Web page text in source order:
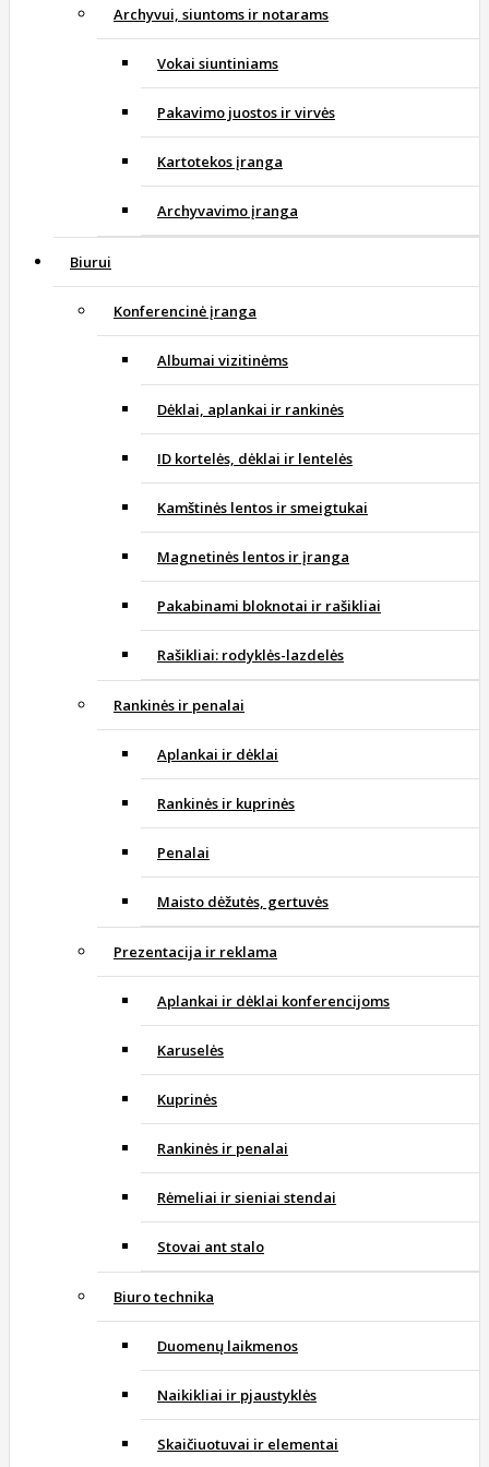
Archyvui, siuntoms ir notarams
Vokai siuntiniams
Pakavimo juostos ir virvės
Kartotekos įranga
Archyvavimo įranga
Biurui
Konferencinė įranga
Albumai vizitinėms
Dėklai, aplankai ir rankinės
ID kortelės, dėklai ir lentelės
Kamštinės lentos ir smeigtukai
Magnetinės lentos ir įranga
Pakabinami bloknotai ir rašikliai
Rašikliai: rodyklės-lazdelės
Rankinės ir penalai
Aplankai ir dėklai
Rankinės ir kuprinės
Penalai
Maisto dėžutės, gertuvės
Prezentacija ir reklama
Aplankai ir dėklai konferencijoms
Karuselės
Kuprinės
Rankinės ir penalai
Rėmeliai ir sieniai stendai
Stovai ant stalo
Biuro technika
Duomenų laikmenos
Naikikliai ir pjaustyklės
Skaičiuotuvai ir elementai